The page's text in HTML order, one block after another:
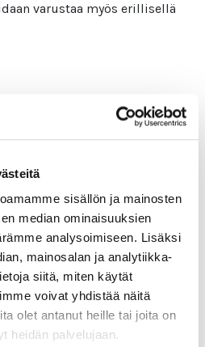
sisällön ja mainosten
median ominaisuuksien
analysoimiseen. Lisäksi
mainosalan ja analytiikka-
siitä, miten käytät
voivat yhdistää näitä
olet antanut heille tai joita on
heidän palvelujaan.
varustaa myös erillisellä
kuluu noin puolet
Se tarkoittaa sitä,
vaikuttavia